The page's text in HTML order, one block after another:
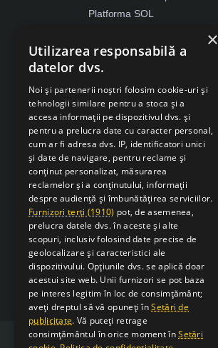
Platforma SOL
Despre Cookies
Retragere din contract
×
Utilizarea responsabilă a
datelor dvs.
Noi și partenerii noștri folosim cookie-uri și
tehnologii similare pentru a stoca și a
accesa informații pe dispozitivul dvs. și
pentru a prelucra date cu caracter personal,
cum ar fi adresa dvs. IP, identificatori unici
și date de navigare, pentru reclame și
conținut personalizat, măsurarea
reclamelor și a conținutului, informații
despre audiență și îmbunătățirea serviciilor.
Furnizori terți (1910) pot, de asemenea,
prelucra datele dvs. în aceste și alte
scopuri, inclusiv folosind date precise de
geolocalizare și caracteristici ale
dispozitivului. Opțiunile dvs. se aplică doar
acestui site web. Unii furnizori se pot baza
pe interes legitim în loc de consimțământ;
aveți dreptul să vă opuneți înSetări de
publicitate. Vă puteți retrage
consimțământul în orice moment înSetări